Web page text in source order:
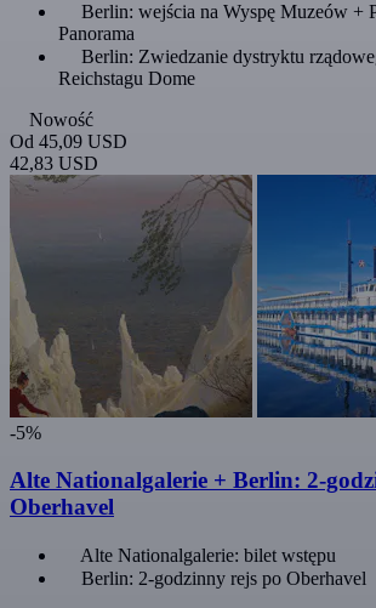
Berlin: wejścia na Wyspę Muzeów +
Panorama
Berlin: Zwiedzanie dystryktu
Reichstagu Dome
Nowość
Od 45,09 USD
42,83 USD
-5%
Alte Nationalgalerie + Berlin: 2-
Oberhavel
Alte Nationalgalerie: bilet wstępu
Berlin: 2-godzinny rejs po Oberhavel